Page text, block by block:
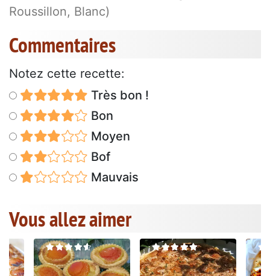
Roussillon, Blanc)
Commentaires
Notez cette recette:
Très bon !
Bon
Moyen
Bof
Mauvais
Vous allez aimer